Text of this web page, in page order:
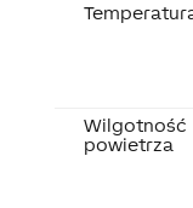
Wilgotność
powietrza